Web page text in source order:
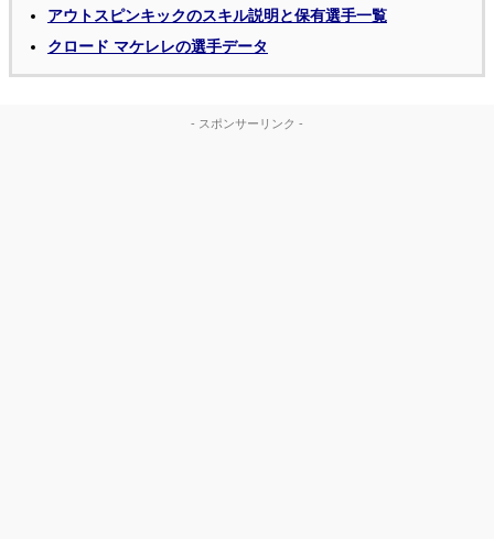
アウトスピンキックのスキル説明と保有選手一覧
クロード マケレレの選手データ
- スポンサーリンク -